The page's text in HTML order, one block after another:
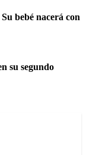
bebé nacerá con
su segundo